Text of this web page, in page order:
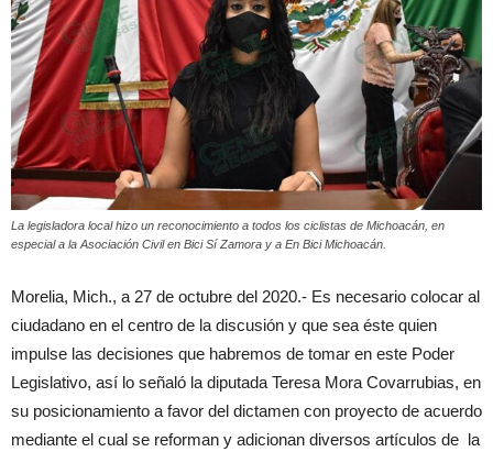
La legisladora local hizo un reconocimiento a todos los ciclistas de Michoacán, en
especial a la Asociación Civil en Bici Sí Zamora y a En Bici Michoacán.
Morelia, Mich., a 27 de octubre del 2020.- Es necesario colocar al
ciudadano en el centro de la discusión y que sea éste quien
impulse las decisiones que habremos de tomar en este Poder
Legislativo, así lo señaló la diputada Teresa Mora Covarrubias, en
su posicionamiento a favor del dictamen con proyecto de acuerdo
mediante el cual se reforman y adicionan diversos artículos de la